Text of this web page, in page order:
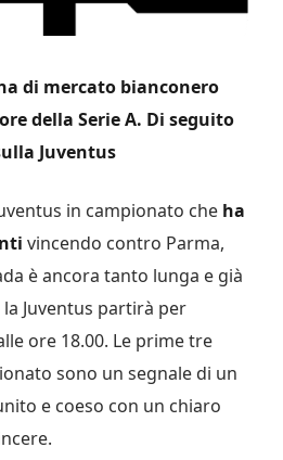
di mercato bianconero
della Serie A. Di seguito
Juventus
in campionato che ha
vincendo contro Parma,
è ancora tanto lunga e già
Juventus partirà per
ore 18.00. Le prime tre
sono un segnale di un
e coeso con un chiaro